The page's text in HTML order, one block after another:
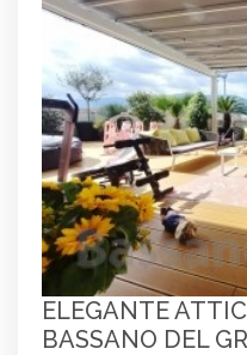
ELEGANTE
BASSANO DEL